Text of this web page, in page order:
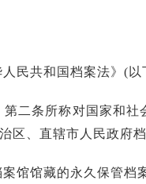
民共和国档案法》(以
第二条所称对国家和
区、直辖市人民政府
馆馆藏的永久保管档